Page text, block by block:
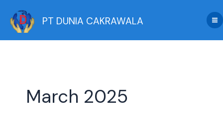
content
PT DUNIA CAKRAWALA
March 2025